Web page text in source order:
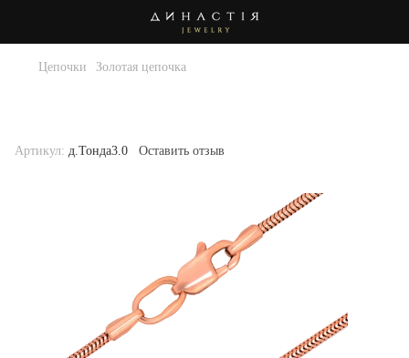
Цепочки Золотая цепочка
Артикул: д.Тонда3.0 Оставить отзыв